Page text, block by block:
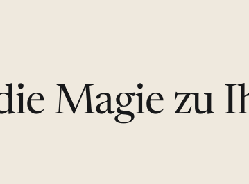
Magie zu